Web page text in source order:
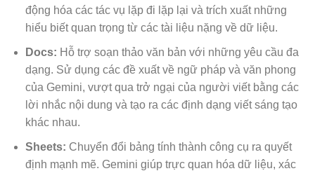
động hóa các tác vụ lặp đi lặp lại và trích xuất những
hiểu biết quan trọng từ các tài liệu nặng về dữ liệu.
Docs: Hỗ trợ soạn thảo văn bản với những yêu cầu đa
dạng. Sử dụng các đề xuất về ngữ pháp và văn phong
của Gemini, vượt qua trở ngại của người viết bằng các
lời nhắc nội dung và tạo ra các định dạng viết sáng tạo
khác nhau.
Sheets: Chuyển đổi bảng tính thành công cụ ra quyết
định mạnh mẽ. Gemini giúp trực quan hóa dữ liệu, xác